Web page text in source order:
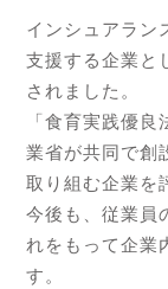
インシュアラン
支援する企業と
されました。
「食育実践優
業省が共同で創
取り組む企業を
今後も、従業員
れをもって企業
す。